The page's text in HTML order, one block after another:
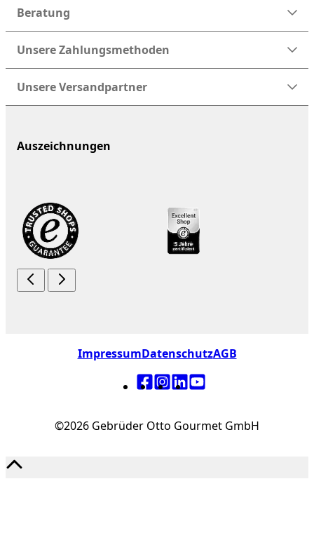
Beratung
Unsere Zahlungsmethoden
Unsere Versandpartner
Auszeichnungen
ImpressumDatenschutzAGB
©2026 Gebrüder Otto Gourmet GmbH